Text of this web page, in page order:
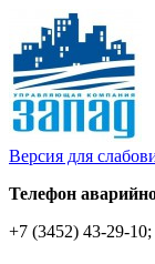
Версия для
Телефон
+7 (3452) 43-29-